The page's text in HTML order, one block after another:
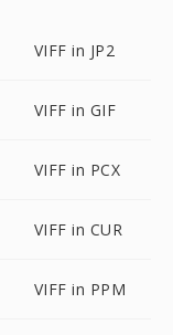
VIFF in JP2
VIFF in GIF
VIFF in PCX
VIFF in CUR
VIFF in PPM